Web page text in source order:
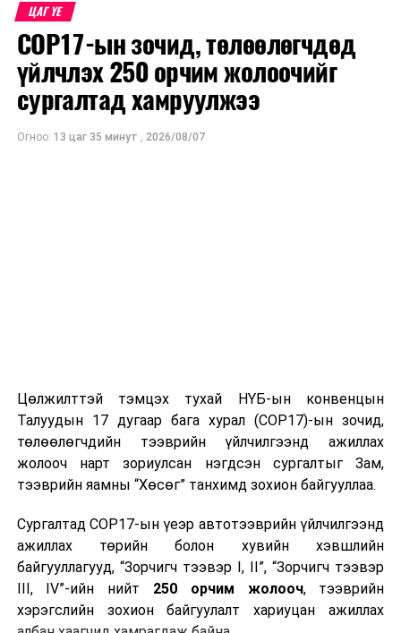
ӨМНӨХ МЭДЭЭ
Токиогийн олимпод ажилласан албан хаагчийг хээл
хахуулийн хэргээр баривчилжээ
ЦАГ ҮЕ
COP17-ын зочид, төлөөлөгчдөд
үйлчлэх 250 орчим жолоочийг
сургалтад хамруулжээ
Огноо: 13 цаг 35 минут 2026/08/07
Цөлжилттэй тэмцэх тухай НҮБ-ын конвенцын
Талуудын 17 дугаар бага хурал (COP17)-ын зочид,
төлөөлөгчдийн тээврийн үйлчилгээнд ажиллах
жолооч нарт зориулсан нэгдсэн сургалтыг Зам,
тээврийн яамны “Хөсөг” танхимд зохион байгууллаа.
Сургалтад COP17-ын үеэр автотээврийн үйлчилгээнд
ажиллах төрийн болон хувийн хэвшлийн
байгууллагууд, “Зорчигч тээвэр I, II”, “Зорчигч тээвэр
III, IV”-ийн нийт 250 орчим жолооч, тээврийн
хэрэгслийн зохион байгуулалт хариуцан ажиллах